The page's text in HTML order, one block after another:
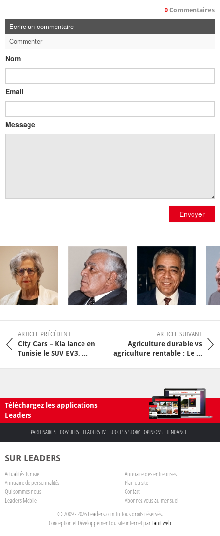
0 Commentaires
Ecrire un commentaire
Commenter
Nom
Email
Message
Envoyer
ARTICLE PRÉCÉDENT
City Cars – Kia lance en
Tunisie le SUV EV3, ...
ARTICLE SUIVANT
Agriculture durable vs
agriculture rentable : Le ...
Téléchargez les applications
Leaders
PARTENAIRES DOSSIERS LEADERS TV SUCCESS STORY OPINIONS TENDANCE
SUR LEADERS
Actualités Tunisie
Annuaire des entreprises
Annuaire de personnalités
Plan du site
Qui sommes nous
Contact
Leaders Mobile
Abonnez-vous au mensuel
© 2009 - 2026 Leaders.com.tn Tous droits réservés.
Conception et Développement du site internet parTanit web